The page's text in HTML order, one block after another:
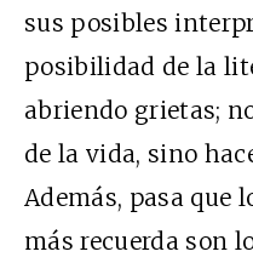
sus posibles
posibilidad de la
abriendo grietas;
de la vida, sino
Además, pasa que
más recuerda son